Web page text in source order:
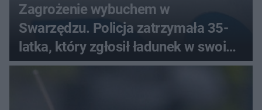
Zagrożenie wybuchem w
Swarzędzu. Policja zatrzymała 35-
latka, który zgłosił ładunek w swoim
aucie